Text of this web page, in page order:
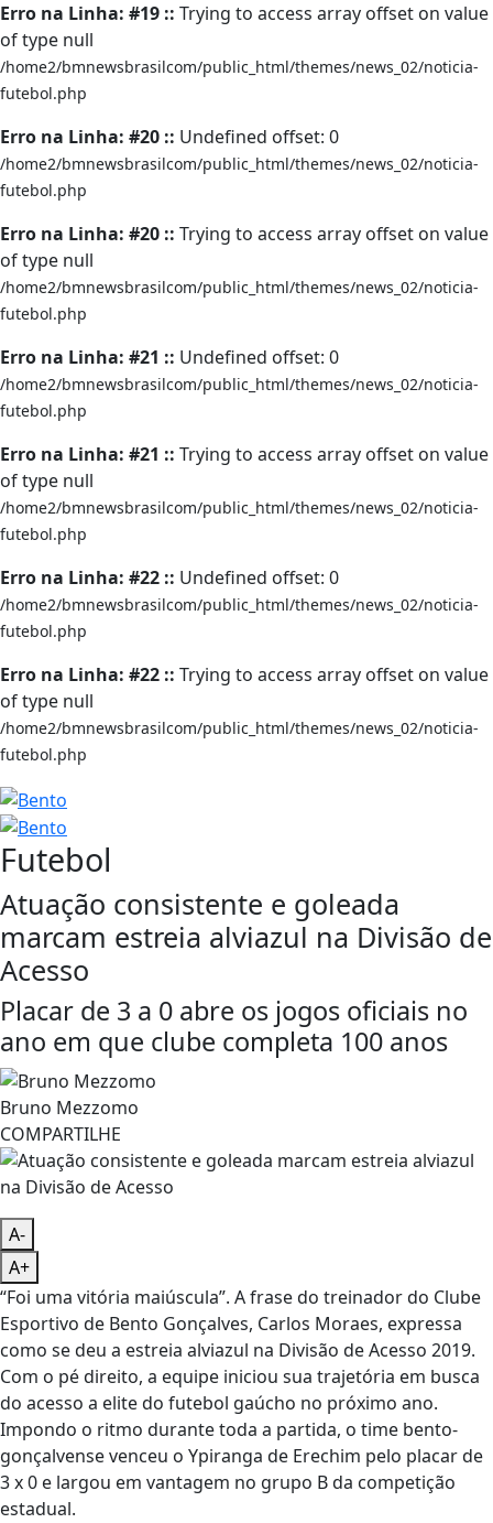
Erro na Linha: #19 :: Trying to access array offset on value
of type null
/home2/bmnewsbrasilcom/public_html/themes/news_02/noticia-
futebol.php
Erro na Linha: #20 :: Undefined offset: 0
/home2/bmnewsbrasilcom/public_html/themes/news_02/noticia-
futebol.php
Erro na Linha: #20 :: Trying to access array offset on value
of type null
/home2/bmnewsbrasilcom/public_html/themes/news_02/noticia-
futebol.php
Erro na Linha: #21 :: Undefined offset: 0
/home2/bmnewsbrasilcom/public_html/themes/news_02/noticia-
futebol.php
Erro na Linha: #21 :: Trying to access array offset on value
of type null
/home2/bmnewsbrasilcom/public_html/themes/news_02/noticia-
futebol.php
Erro na Linha: #22 :: Undefined offset: 0
/home2/bmnewsbrasilcom/public_html/themes/news_02/noticia-
futebol.php
Erro na Linha: #22 :: Trying to access array offset on value
of type null
/home2/bmnewsbrasilcom/public_html/themes/news_02/noticia-
futebol.php
Futebol
Atuação consistente e goleada
marcam estreia alviazul na Divisão de
Acesso
Placar de 3 a 0 abre os jogos oficiais no
ano em que clube completa 100 anos
Bruno Mezzomo
COMPARTILHE
A-
A+
“Foi uma vitória maiúscula”. A frase do treinador do Clube
Esportivo de Bento Gonçalves, Carlos Moraes, expressa
como se deu a estreia alviazul na Divisão de Acesso 2019.
Com o pé direito, a equipe iniciou sua trajetória em busca
do acesso a elite do futebol gaúcho no próximo ano.
Impondo o ritmo durante toda a partida, o time bento-
gonçalvense venceu o Ypiranga de Erechim pelo placar de
3 x 0 e largou em vantagem no grupo B da competição
estadual.